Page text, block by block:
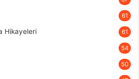
61
Hikayeleri 61
54
50